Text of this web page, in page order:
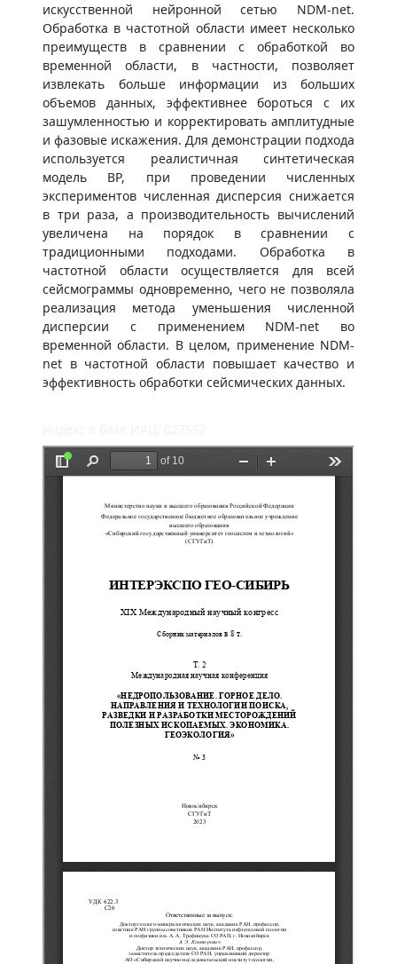
искусственной нейронной сетью NDM-net.
Обработка в частотной области имеет несколько
преимуществ в сравнении с обработкой во
временной области, в частности, позволяет
извлекать больше информации из больших
объемов данных, эффективнее бороться с их
зашумленностью и корректировать амплитудные
и фазовые искажения. Для демонстрации подхода
используется реалистичная синтетическая
модель BP, при проведении численных
экспериментов численная дисперсия снижается
в три раза, а производительность вычислений
увеличена на порядок в сравнении с
традиционными подходами. Обработка в
частотной области осуществляется для всей
сейсмограммы одновременно, чего не позволяла
реализация метода уменьшения численной
дисперсии с применением NDM-net во
временной области. В целом, применение NDM-
net в частотной области повышает качество и
эффективность обработки сейсмических данных.